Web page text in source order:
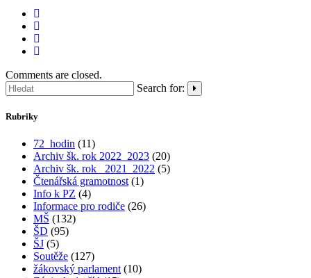
Comments are closed.
Search for:
Rubriky
72_hodin (11)
Archiv šk. rok 2022_2023 (20)
Archiv šk. rok_ 2021_2022 (5)
Čtenářská gramotnost (1)
Info k PZ (4)
Informace pro rodiče (26)
MŠ (132)
ŠD (95)
ŠJ (5)
Soutěže (127)
žákovský parlament (10)